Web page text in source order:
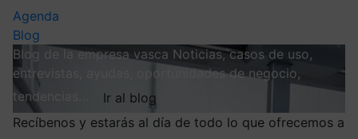
Agenda
Blog
Blog de la empresa vasca Noticias, casos de uso,
entrevistas, ayudas, oportunidades de negocio,
tendencias…
Ir al blog
Recíbenos y estarás al día de todo lo que ofrecemos a